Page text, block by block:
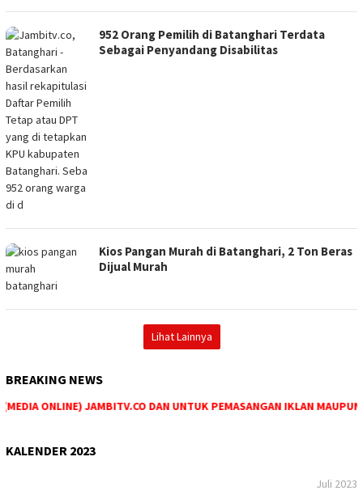
952 Orang Pemilih di Batanghari Terdata
Sebagai Penyandang Disabilitas
Kios Pangan Murah di Batanghari, 2 Ton Beras
Dijual Murah
Lihat Lainnya
BREAKING NEWS
ONLINE) JAMBITV.CO DAN UNTUK PEMASANGAN IKLAN
KALENDER 2023
Juli 2023